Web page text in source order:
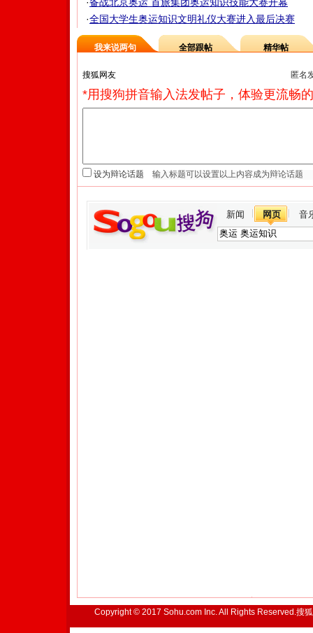
·全国大学生奥运知识文明礼仪大赛进入最后决赛
我来说两句 全部跟帖 精华帖
匿名
*用搜狗拼音输入法发帖子，体验更流畅
设为辩论话题
新闻 网页 音
Copyright © 2017 Sohu.com Inc. All Rights Reserved.搜